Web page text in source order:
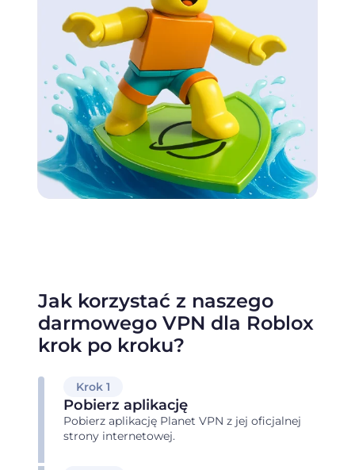
Jak korzystać z naszego
darmowego VPN dla Roblox
krok po kroku?
Krok 1
Pobierz aplikację
Pobierz aplikację Planet VPN z jej oficjalnej
strony internetowej.